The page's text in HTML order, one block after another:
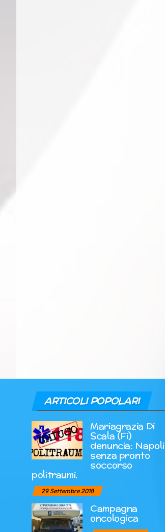
ARTICOLI POPOLARI
Mariagrazia Di
Scala (Fi)
denuncia: Napoli
senza pronto
soccorso
politraumi.
29 Settembre 2018
Campagna
oncologica